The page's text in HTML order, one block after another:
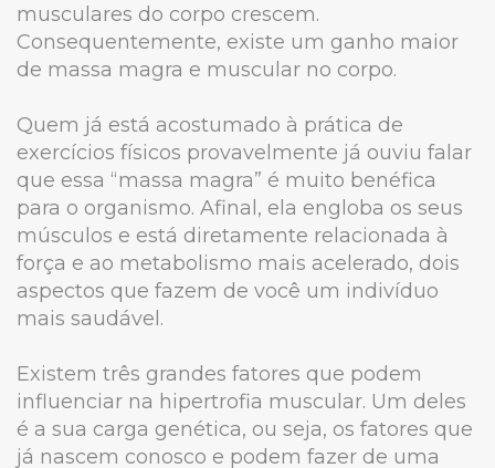
musculares do corpo crescem.
Consequentemente, existe um ganho maior
de massa magra e muscular no corpo.
Quem já está acostumado à prática de
exercícios físicos provavelmente já ouviu falar
que essa “massa magra” é muito benéfica
para o organismo. Afinal, ela engloba os seus
músculos e está diretamente relacionada à
força e ao metabolismo mais acelerado, dois
aspectos que fazem de você um indivíduo
mais saudável.
Existem três grandes fatores que podem
influenciar na hipertrofia muscular. Um deles
é a sua carga genética, ou seja, os fatores que
já nascem conosco e podem fazer de uma